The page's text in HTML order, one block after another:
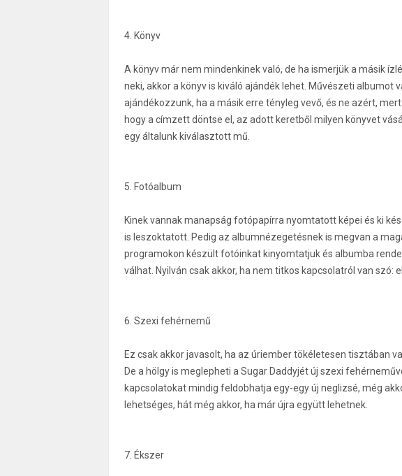
4. Könyv
A könyv már nem mindenkinek való, de ha ismerjük a másik
neki, akkor a könyv is kiváló ajándék lehet. Művészeti albumot
ajándékozzunk, ha a másik erre tényleg vevő, és ne azért,
hogy a címzett döntse el, az adott keretből milyen könyvet
egy általunk kiválasztott mű.
5. Fotóalbum
Kinek vannak manapság fotópapírra nyomtatott képei és ki
is leszoktatott. Pedig az albumnézegetésnek is megvan a
programokon készült fotóinkat kinyomtatjuk és albumba
válhat. Nyilván csak akkor, ha nem titkos kapcsolatról van szó:
6. Szexi fehérnemű
Ez csak akkor javasolt, ha az úriember tökéletesen tisztában
De a hölgy is meglepheti a Sugar Daddyjét új szexi
kapcsolatokat mindig feldobhatja egy-egy új neglizsé, még
lehetséges, hát még akkor, ha már újra együtt lehetnek.
7. Ékszer